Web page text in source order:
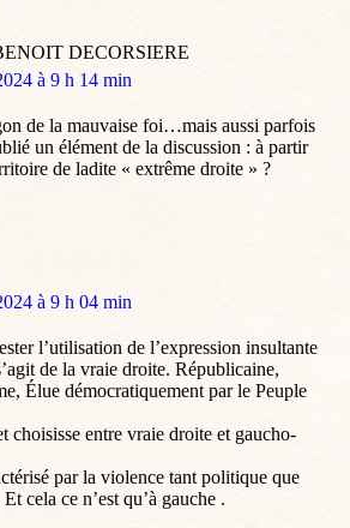
DECORSIERE
à 9 h 14 min
de la mauvaise foi…mais aussi parfois
un élément de la discussion : à partir
de ladite « extrême droite » ?
à 9 h 04 min
l’utilisation de l’expression insultante
de la vraie droite. Républicaine,
Élue démocratiquement par le Peuple
choisisse entre vraie droite et gaucho-
par la violence tant politique que
cela ce n’est qu’à gauche .